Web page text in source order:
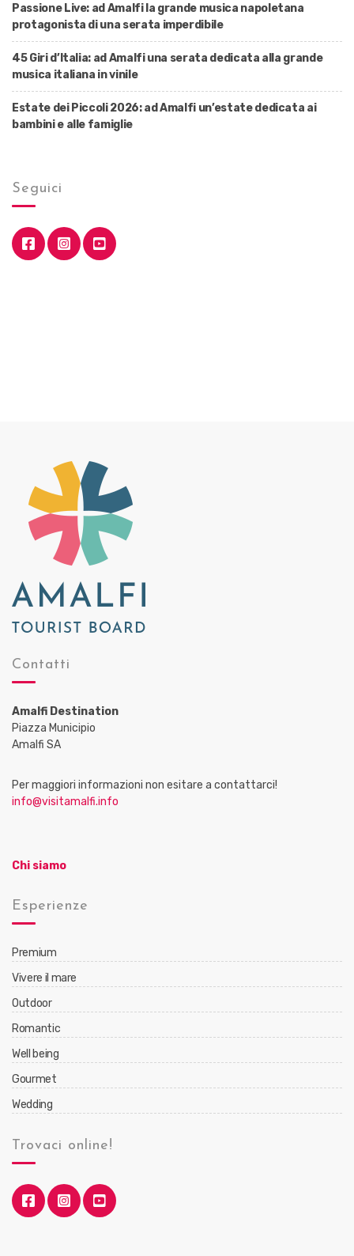
Passione Live: ad Amalfi la grande musica napoletana
protagonista di una serata imperdibile
45 Giri d’Italia: ad Amalfi una serata dedicata alla grande
musica italiana in vinile
Estate dei Piccoli 2026: ad Amalfi un’estate dedicata ai
bambini e alle famiglie
Seguici
Contatti
Amalfi Destination
Piazza Municipio
Amalfi SA
Per maggiori informazioni non esitare a contattarci!
info@visitamalfi.info
Chi siamo
Esperienze
Premium
Vivere il mare
Outdoor
Romantic
Well being
Gourmet
Wedding
Trovaci online!